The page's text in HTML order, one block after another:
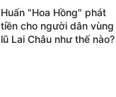
Huấn "Hoa Hồng" phát
tiền cho người dân vùng
lũ Lai Châu như thế nào?